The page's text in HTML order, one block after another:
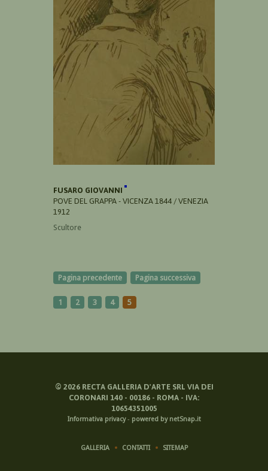
FUSARO GIOVANNI
POVE DEL GRAPPA - VICENZA 1844 / VENEZIA
1912
Scultore
Pagina precedente Pagina successiva
1 2 3 4 5
© 2026RECTA GALLERIA D'ARTE SRL VIA DEI
CORONARI 140 - 00186 - ROMA - IVA:
10654351005
Informativa privacy- powered by netSnap.it
GALLERIA CONTATTI SITEMAP